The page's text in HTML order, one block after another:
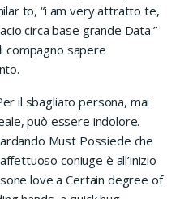
to, “i am very attratto te,
circa base grande Data.”
compagno sapere
il sbagliato persona, mai
può essere indolore.
Must Possiede che
coniuge è all’inizio
love a Certain degree of